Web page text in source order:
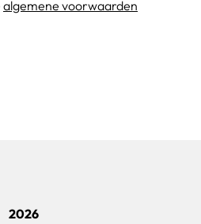
algemene voorwaarden
2026